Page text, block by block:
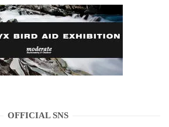
OFFICIAL SNS